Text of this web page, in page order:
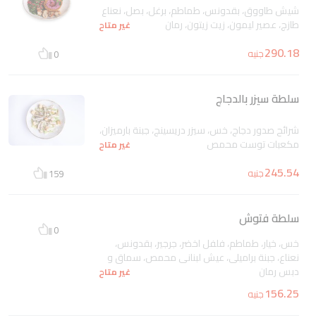
شيش طاووق، بقدونس، طماطم، برغل، بصل، نعناع
طازج، عصير ليمون، زيت زيتون، رمان غير متاح
290.18جنيه 0
سلطة سيزر بالدجاج
شرائح صدور دجاج، خس، سيزر دريسينج، جبنة بارميزان،
مكعبات توست محمص غير متاح
245.54جنيه 159
سلطة فتوش
خس، خيار، طماطم، فلفل اخضر، جرجير، بقدونس،
نعناع، جبنة براميلى، عيش لبنانى محمص، سماق و
دبس رمان غير متاح
156.25جنيه
0